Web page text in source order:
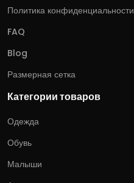
Политика конфиденциальности
FAQ
Blog
Размерная сетка
Категории товаров
Одежда
Обувь
Малыши